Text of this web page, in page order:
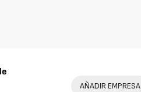
AÑADIR EMPRESA